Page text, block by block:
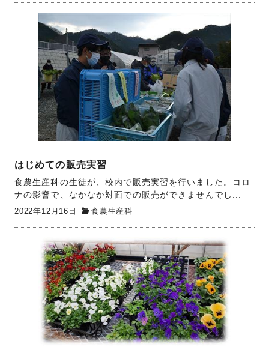
はじめての販売実習
食農生産科の生徒が、校内で販売実習を行いました。コロ
ナの影響で、なかなか対面での販売ができませんでし...
2022年12月16日
食農生産科